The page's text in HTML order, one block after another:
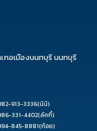
ภอเมืองนนทบุรี นนทบุรี
913-3336(นินิ)
331-4402(ลัคกี้)
845-8881(ก้อย)